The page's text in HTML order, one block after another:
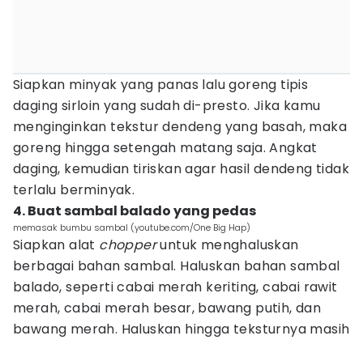
Siapkan minyak yang panas lalu goreng tipis
daging sirloin yang sudah di-presto. Jika kamu
menginginkan tekstur dendeng yang basah, maka
goreng hingga setengah matang saja. Angkat
daging, kemudian tiriskan agar hasil dendeng tidak
terlalu berminyak.
4. Buat sambal balado yang pedas
memasak bumbu sambal (youtube.com/One Big Hap)
Siapkan alat chopperuntuk menghaluskan
berbagai bahan sambal. Haluskan bahan sambal
balado, seperti cabai merah keriting, cabai rawit
merah, cabai merah besar, bawang putih, dan
bawang merah. Haluskan hingga teksturnya masih